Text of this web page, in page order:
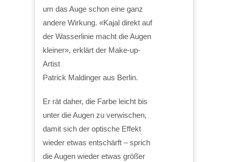
um das Auge schon eine ganz
andere Wirkung. «Kajal direkt auf
der Wasserlinie macht die Augen
kleiner», erklärt der Make-up-
Artist
Patrick Maldinger aus Berlin.
Er rät daher, die Farbe leicht bis
unter die Augen zu verwischen,
damit sich der optische Effekt
wieder etwas entschärft – sprich
die Augen wieder etwas größer